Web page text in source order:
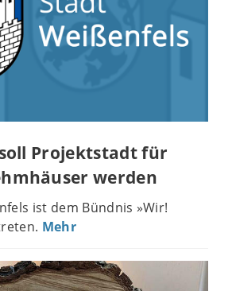
Projektstadt für
werden
ist dem Bündnis »Wir!
Mehr